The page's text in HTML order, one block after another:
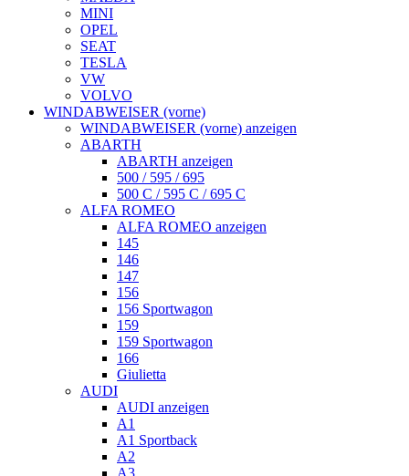
MINI
OPEL
SEAT
TESLA
VW
VOLVO
WINDABWEISER (vorne)
WINDABWEISER (vorne) anzeigen
ABARTH
ABARTH anzeigen
500 / 595 / 695
500 C / 595 C / 695 C
ALFA ROMEO
ALFA ROMEO anzeigen
145
146
147
156
156 Sportwagon
159
159 Sportwagon
166
Giulietta
AUDI
AUDI anzeigen
A1
A1 Sportback
A2
A3